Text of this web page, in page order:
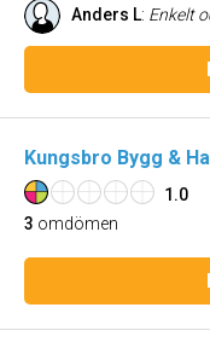
Anders L: Enkelt och lätt att tala med
Kungsbro Bygg &
1.0
3 omdömen